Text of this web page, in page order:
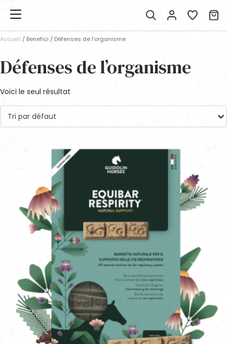
Accueil / Benefici / Défenses de l’organisme
Défenses de l’organisme
Voici le seul résultat
Tri par défaut